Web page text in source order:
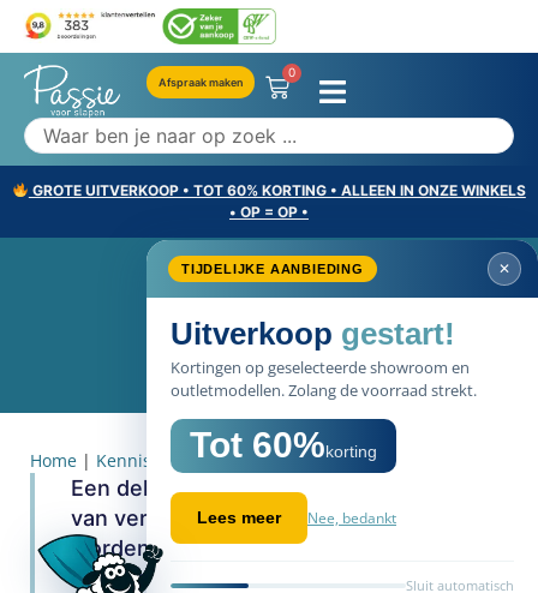
Afspraak maken
0
GROTE UITVERKOOP • TOT 60% KORTING • ALLEEN IN ONZE WINKELS
• OP = OP •
TIJDELIJKE AANBIEDING ✕
Uitverkoop gestart!
Kortingen op geselecteerde showroom en
outletmodellen. Zolang de voorraad strekt.
Tot 60%korting
Lees meer Nee, bedankt
Sluit automatisch
Katoen
Home | Kennisbank items|Katoen
Een dekbedovertrek of hoeslaken kan
van verschillende materialen gemaakt
worden. In onze collectie zijn de
materialen: Katoen Perkal, Katoen Satijn,